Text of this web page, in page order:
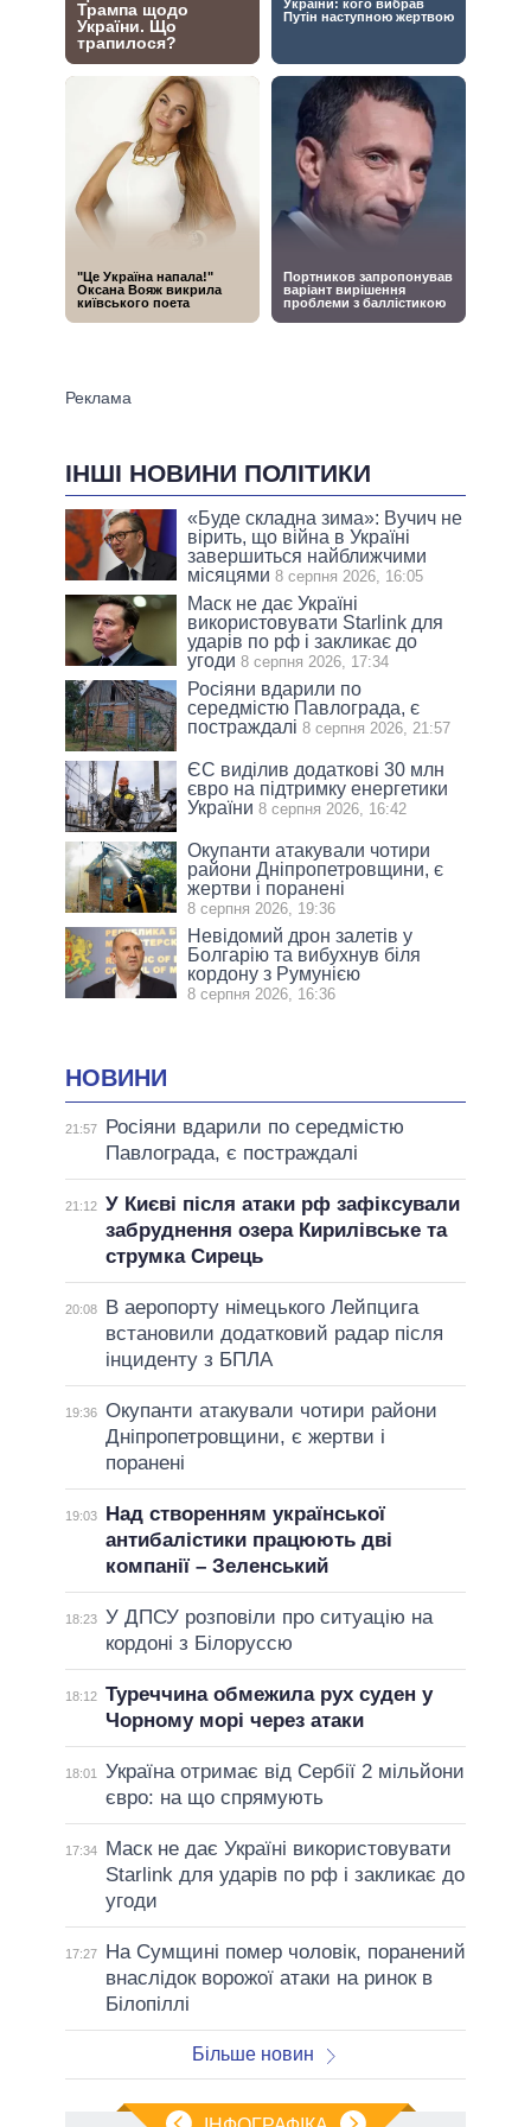
ІНШІ НОВИНИ ПОЛІТИКИ
«Буде складна зима»: Вучич не
вірить, що війна в Україні
завершиться найближчими
місяцями 8 серпня 2026, 16:05
Маск не дає Україні
використовувати Starlink для
ударів по рф і закликає до
угоди 8 серпня 2026, 17:34
Росіяни вдарили по
середмістю Павлограда, є
постраждалі 8 серпня 2026, 21:57
ЄС виділив додаткові 30 млн
євро на підтримку енергетики
України 8 серпня 2026, 16:42
Окупанти атакували чотири
райони Дніпропетровщини, є
жертви і поранені
8 серпня 2026, 19:36
Невідомий дрон залетів у
Болгарію та вибухнув біля
кордону з Румунією
8 серпня 2026, 16:36
НОВИНИ
21:57
Росіяни вдарили по середмістю
Павлограда, є постраждалі
21:12 У Києві після атаки рф зафіксували
забруднення озера Кирилівське та
струмка Сирець
20:08
В аеропорту німецького Лейпцига
встановили додатковий радар після
інциденту з БПЛА
19:36 Окупанти атакували чотири райони
Дніпропетровщини, є жертви і
поранені
19:03
Над створенням української
антибалістики працюють дві
компанії – Зеленський
18:23 У ДПСУ розповіли про ситуацію на
кордоні з Білоруссю
18:12 Туреччина обмежила рух суден у
Чорному морі через атаки
18:01
Україна отримає від Сербії 2 мільйони
євро: на що спрямують
17:34
Маск не дає Україні використовувати
Starlink для ударів по рф і закликає до
угоди
17:27
На Сумщині помер чоловік, поранений
внаслідок ворожої атаки на ринок в
Білопіллі
Більше новин